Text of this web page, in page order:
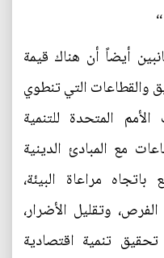
أيضاً أن هناك قيمة
والقطاعات التي تنطوي
المتحدة للتنمية
مع المبادئ الدينية
مراعاة البيئة،
الفرص، وتقليل الأضرار،
تنمية اقتصادية